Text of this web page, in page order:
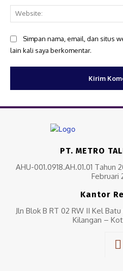
Simpan nama, email, dan situs
lain kali saya berkomentar.
PT. METRO
AHU-001.0918.AH.01.01 Tahun
Februari
Kantor
Jln Blok B RT 02 RW II Kel
Kilangan –